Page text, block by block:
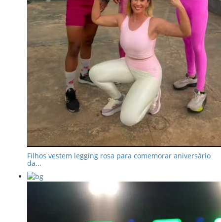
Filhos vestem legging rosa para comemorar aniversário
da...